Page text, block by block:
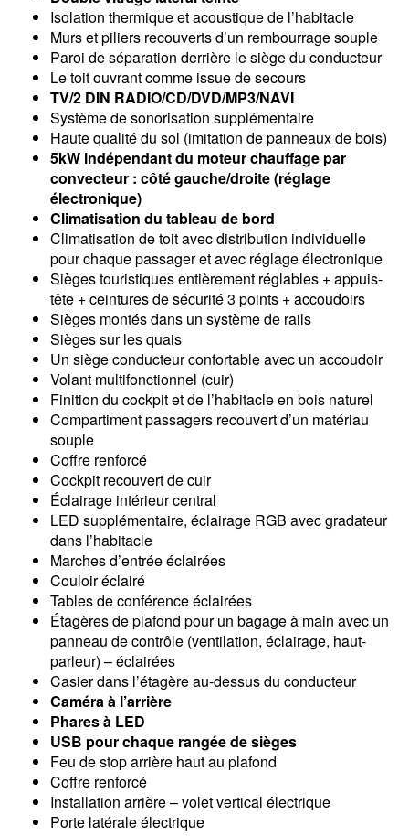
Isolation thermique et acoustique de l’habitacle
Murs et piliers recouverts d’un rembourrage souple
Paroi de séparation derrière le siège du conducteur
Le toit ouvrant comme issue de secours
TV/2 DIN RADIO/CD/DVD/MP3/NAVI
Système de sonorisation supplémentaire
Haute qualité du sol (imitation de panneaux de bois)
5kW indépendant du moteur chauffage par
convecteur : côté gauche/droite (réglage
électronique)
Climatisation du tableau de bord
Climatisation de toit avec distribution individuelle
pour chaque passager et avec réglage électronique
Sièges touristiques entièrement réglables + appuis-
tête + ceintures de sécurité 3 points + accoudoirs
Sièges montés dans un système de rails
Sièges sur les quais
Un siège conducteur confortable avec un accoudoir
Volant multifonctionnel (cuir)
Finition du cockpit et de l’habitacle en bois naturel
Compartiment passagers recouvert d’un matériau
souple
Coffre renforcé
Cockpit recouvert de cuir
Éclairage intérieur central
LED supplémentaire, éclairage RGB avec gradateur
dans l’habitacle
Marches d’entrée éclairées
Couloir éclairé
Tables de conférence éclairées
Étagères de plafond pour un bagage à main avec un
panneau de contrôle (ventilation, éclairage, haut-
parleur) – éclairées
Casier dans l’étagère au-dessus du conducteur
Caméra à l’arrière
Phares à LED
USB pour chaque rangée de sièges
Feu de stop arrière haut au plafond
Coffre renforcé
Installation arrière – volet vertical électrique
Porte latérale électrique